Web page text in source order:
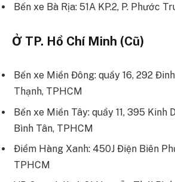
Bến xe Bà Rịa: 51A KP.2, P. Phước
Ở TP. Hồ Chí Minh (Cũ)
Bến xe Miền Đông: quầy 16, 292
Thạnh, TPHCM
Bến xe Miền Tây: quầy 11, 395 Kinh
Bình Tân, TPHCM
Điểm Hàng Xanh: 450J Điện Biên
TPHCM